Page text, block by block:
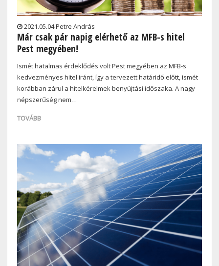
2021.05.04 Petre András
Már csak pár napig elérhető az MFB-s hitel
Pest megyében!
Ismét hatalmas érdeklődés volt Pest megyében az MFB-s
kedvezményes hitel iránt, így a tervezett határidő előtt, ismét
korábban zárul a hitelkérelmek benyújtási időszaka. A nagy
népszerűség nem…
TOVÁBB